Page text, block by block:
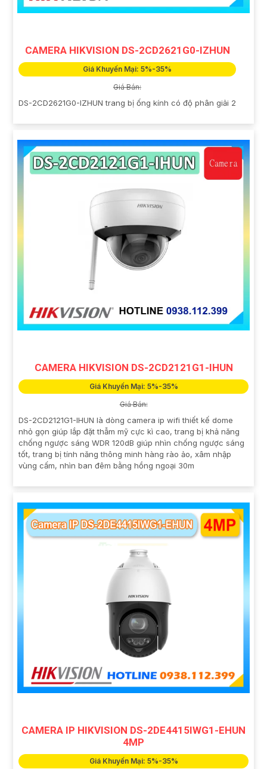
CAMERA HIKVISION DS-2CD2621G0-IZHUN
Giá Khuyến Mại: 5%-35%
Giá Bán:
DS-2CD2621G0-IZHUN trang bị ống kính có độ phân giải 2
CAMERA HIKVISION DS-2CD2121G1-IHUN
Giá Khuyến Mại: 5%-35%
Giá Bán:
DS-2CD2121G1-IHUN là dòng camera ip wifi thiết kế dome
nhỏ gọn giúp lắp đặt thẫm mỹ cực kì cao, trang bị khả năng
chống ngược sáng WDR 120dB giúp nhìn chống ngược sáng
tốt, trang bị tính năng thông minh hàng rào ảo, xâm nhập
vùng cấm, nhìn ban đêm bằng hồng ngoại 30m
CAMERA IP HIKVISION DS-2DE4415IWG1-EHUN
4MP
Giá Khuyến Mại: 5%-35%